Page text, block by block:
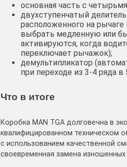
основная часть с
двухступенчатый
расположенного на
выбрать медленную или
активируются, когда
переключает рычажок);
демультипликатор
при переходе из 3-4 ряда в
Что в итоге
Коробка MAN TGA долговечна в
квалифицированном техническом
с использованием качественной
своевременная замена